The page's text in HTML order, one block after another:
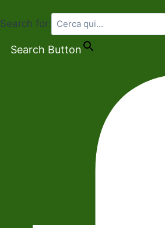
Search for:
Search Button